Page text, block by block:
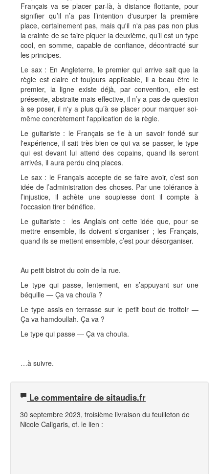
Français va se placer par-là, à distance flottante, pour
signifier qu’il n’a pas l’intention d'usurper la première
place, certainement pas, mais qu'il n'a pas pas non plus
la crainte de se faire piquer la deuxième, qu’il est un type
cool, en somme, capable de confiance, décontracté sur
les principes.
Le sax : En Angleterre, le premier qui arrive sait que la
règle est claire et toujours applicable, il a beau être le
premier, la ligne existe déjà, par convention, elle est
présente, abstraite mais effective, il n’y a pas de question
à se poser, il n'y a plus qu’à se placer pour marquer soi-
même concrètement l'application de la règle.
Le guitariste : le Français se fie à un savoir fondé sur
l'expérience, il sait très bien ce qui va se passer, le type
qui est devant lui attend des copains, quand ils seront
arrivés, il aura perdu cinq places.
Le sax : le Français accepte de se faire avoir, c’est son
idée de l’administration des choses. Par une tolérance à
l’injustice, il achète une souplesse dont il compte à
l'occasion tirer bénéfice.
Le guitariste : les Anglais ont cette idée que, pour se
mettre ensemble, ils doivent s’organiser ; les Français,
quand ils se mettent ensemble, c’est pour désorganiser.
Au petit bistrot du coin de la rue.
Le type qui passe, lentement, en s’appuyant sur une
béquille — Ça va chouïa ?
Le type assis en terrasse sur le petit bout de trottoir —
Ça va hamdoullah. Ça va ?
Le type qui passe — Ça va chouïa.
…à suivre.
Le commentaire de sitaudis.fr
30 septembre 2023, troisième livraison du feuilleton de
Nicole Caligaris, cf. le lien :